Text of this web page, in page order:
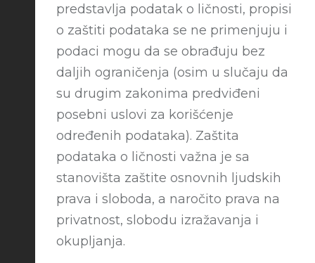
predstavlja podatak o ličnosti, propisi
o zaštiti podataka se ne primenjuju i
podaci mogu da se obrađuju bez
daljih ograničenja (osim u slučaju da
su drugim zakonima predviđeni
posebni uslovi za korišćenje
određenih podataka). Zaštita
podataka o ličnosti važna je sa
stanovišta zaštite osnovnih ljudskih
prava i sloboda, a naročito prava na
privatnost, slobodu izražavanja i
okupljanja.